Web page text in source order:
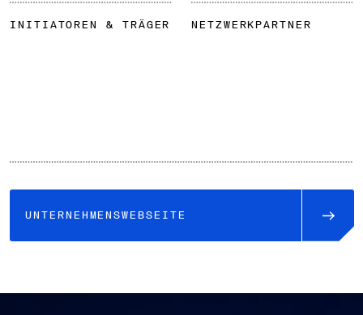
INITIATOREN & TRÄGER NETZWERKPARTNER
UNTERNEHMENSWEBSEITE